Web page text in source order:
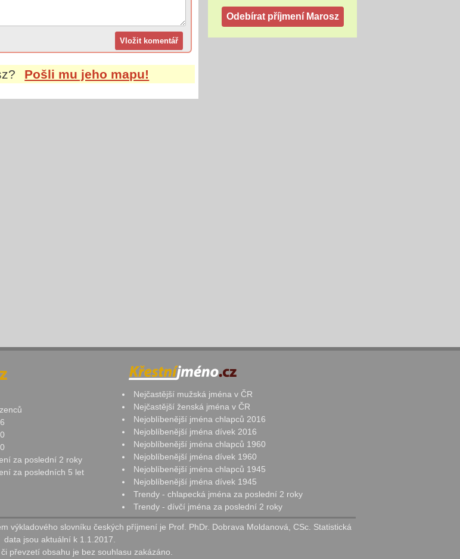
? Pošli mu jeho mapu!
za poslední 2 roky
za posledních 5 let
Nejčastější mužská jména v ČR
Nejčastější ženská jména v ČR
Nejoblíbenější jména chlapců 2016
Nejoblíbenější jména dívek 2016
Nejoblíbenější jména chlapců 1960
Nejoblíbenější jména dívek 1960
Nejoblíbenější jména chlapců 1945
Nejoblíbenější jména dívek 1945
Trendy - chlapecká jména za poslední 2 roky
Trendy - dívčí jména za poslední 2 roky
výkladového slovníku českých příjmení je Prof. PhDr. Dobrava Moldanová, CSc. Statistická
data jsou aktuální k 1.1.2017.
převzetí obsahu je bez souhlasu zakázáno.